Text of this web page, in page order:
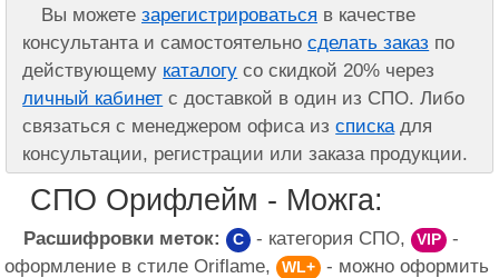
Вы можетезарегистрироваться в качестве
консультанта и самостоятельносделать заказ по
действующему каталогу со скидкой 20% через
личный кабинет с доставкой в один из СПО. Либо
связаться с менеджером офиса изспискадля
консультации, регистрации или заказа продукции.
СПО Орифлейм - Можга:
Расшифровки меток: C - категория СПО, VIP
-
оформление в стиле Oriflame, WL+
- можно оформить